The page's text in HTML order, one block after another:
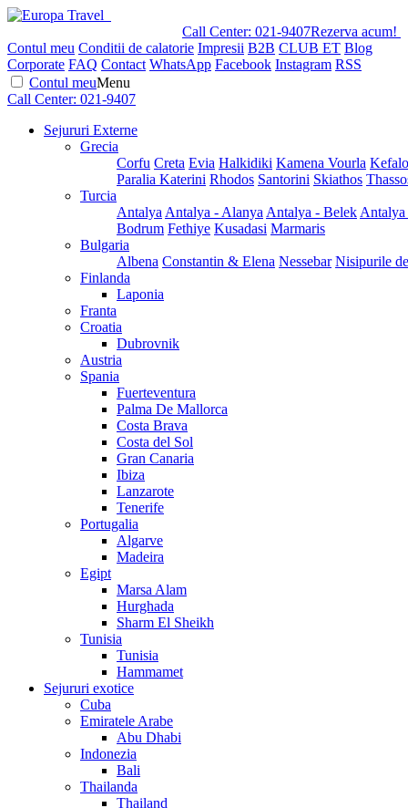
Call Center: 021-9407Rezerva acum!
Contul meu Conditii de calatorie Impresii B2B CLUB ET Blog
Corporate FAQ Contact WhatsApp Facebook Instagram RSS
Contul meuMenu
Call Center: 021-9407
Sejururi Externe
Grecia
Corfu Creta Evia Halkidiki Kamena Vourla
Paralia Katerini Rhodos Santorini Skiathos
Turcia
Antalya Antalya - Alanya Antalya - Belek
Bodrum Fethiye Kusadasi Marmaris
Bulgaria
Albena Constantin & Elena Nessebar Nisipurile
Finlanda
Laponia
Franta
Croatia
Dubrovnik
Austria
Spania
Fuerteventura
Palma De Mallorca
Costa Brava
Costa del Sol
Gran Canaria
Ibiza
Lanzarote
Tenerife
Portugalia
Algarve
Madeira
Egipt
Marsa Alam
Hurghada
Sharm El Sheikh
Tunisia
Tunisia
Hammamet
Sejururi exotice
Cuba
Emiratele Arabe
Abu Dhabi
Indonezia
Bali
Thailanda
Thailand